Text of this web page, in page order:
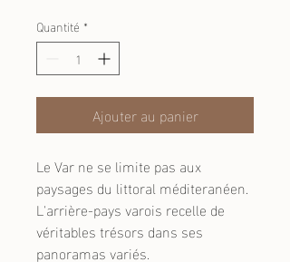
Quantité *
Ajouter au panier
Le Var ne se limite pas aux
paysages du littoral méditeranéen.
L'arrière-pays varois recelle de
véritables trésors dans ses
panoramas variés.